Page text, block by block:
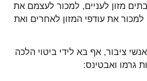
מזון לעניים, למכור לעצמם את
את עודפי המזון לאחרים ואת
ציבור, אף בא לידי ביטוי הלכה
גרמו ואבטינס: